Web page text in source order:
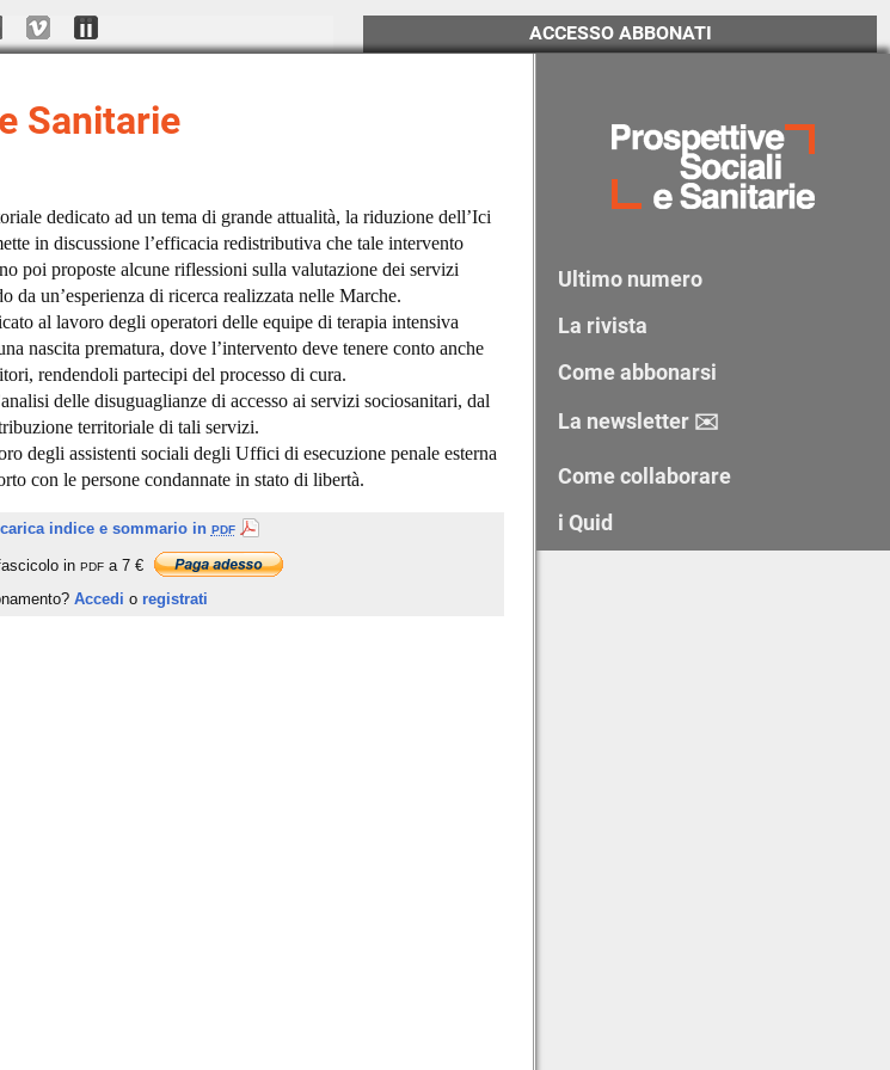
ACCESSO ABBONATI
Sanitarie
dedicato ad un tema di grande attualità, la riduzione dell’Ici
in discussione l’efficacia redistributiva che tale intervento
poi proposte alcune riflessioni sulla valutazione dei servizi
da un’esperienza di ricerca realizzata nelle Marche.
al lavoro degli operatori delle equipe di terapia intensiva
nascita prematura, dove l’intervento deve tenere conto anche
rendendoli partecipi del processo di cura.
delle disuguaglianze di accesso ai servizi sociosanitari, dal
territoriale di tali servizi.
degli assistenti sociali degli Uffici di esecuzione penale esterna
con le persone condannate in stato di libertà.
indice e sommario in PDF
in PDFa 7 €
Accedi o registrati
Ultimo numero
La rivista
Come abbonarsi
La newsletter ✉️
Come collaborare
i Quid